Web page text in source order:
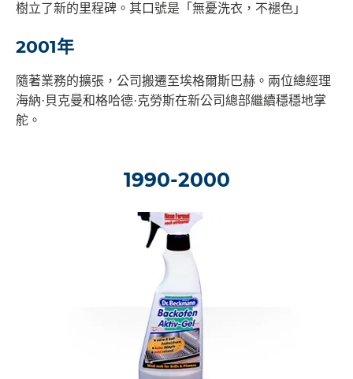
樹立了新的里程碑。其口號是「無憂洗衣，不褪色」
2001年
隨著業務的擴張，公司搬遷至埃格爾斯巴赫。兩位總經理
海納·貝克曼和格哈德·克勞斯在新公司總部繼續穩穩地掌
舵。
1990-2000